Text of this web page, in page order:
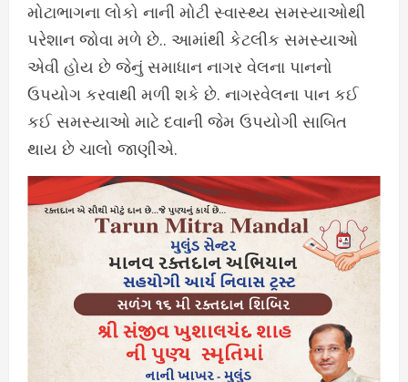
મોટાભાગના લોકો નાની મોટી સ્વાસ્થ્ય સમસ્યાઓથી
પરેશાન જોવા મળે છે.. આમાંથી કેટલીક સમસ્યાઓ
એવી હોય છે જેનું સમાધાન નાગર વેલના પાનનો
ઉપયોગ કરવાથી મળી શકે છે. નાગરવેલના પાન કઈ
કઈ સમસ્યાઓ માટે દવાની જેમ ઉપયોગી સાબિત
થાય છે ચાલો જાણીએ.